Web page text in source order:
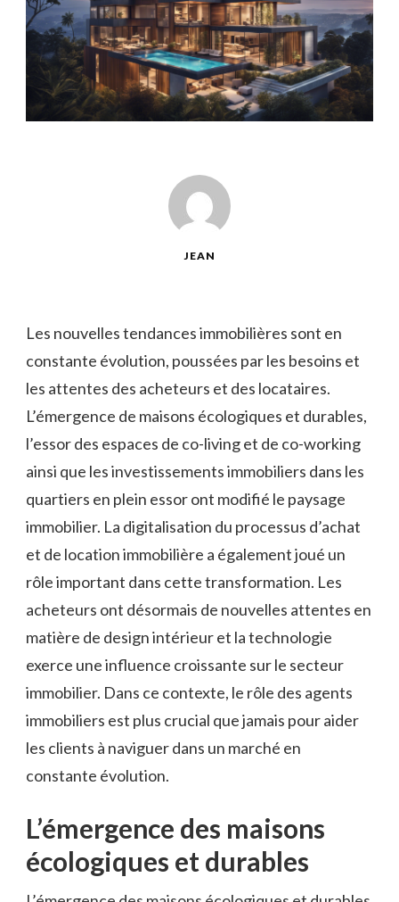
JEAN
Les nouvelles tendances immobilières sont en
constante évolution, poussées par les besoins et
les attentes des acheteurs et des locataires.
L’émergence de maisons écologiques et durables,
l’essor des espaces de co-living et de co-working
ainsi que les investissements immobiliers dans les
quartiers en plein essor ont modifié le paysage
immobilier. La digitalisation du processus d’achat
et de location immobilière a également joué un
rôle important dans cette transformation. Les
acheteurs ont désormais de nouvelles attentes en
matière de design intérieur et la technologie
exerce une influence croissante sur le secteur
immobilier. Dans ce contexte, le rôle des agents
immobiliers est plus crucial que jamais pour aider
les clients à naviguer dans un marché en
constante évolution.
L’émergence des maisons
écologiques et durables